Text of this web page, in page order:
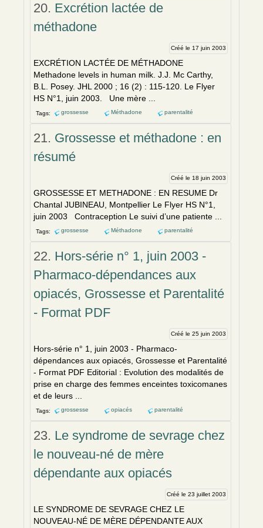
20. Excrétion lactée de
méthadone
Créé le 17 juin 2003
EXCRÉTION LACTÉE DE MÉTHADONE
Methadone levels in human milk. J.J. Mc Carthy,
B.L. Posey. JHL 2000 ; 16 (2) : 115-120. Le Flyer
HS N°1, juin 2003. Une mère ...
Tags: grossesse Méthadone parentalité
21. Grossesse et méthadone : en
résumé
Créé le 18 juin 2003
GROSSESSE ET METHADONE : EN RESUME Dr
Chantal JUBINEAU, Montpellier Le Flyer HS N°1,
juin 2003 Contraception Le suivi d’une patiente ...
Tags: grossesse Méthadone parentalité
22. Hors-série n° 1, juin 2003 -
Pharmaco-dépendances aux
opiacés, Grossesse et Parentalité
- Format PDF
Créé le 25 juin 2003
Hors-série n° 1, juin 2003 - Pharmaco-
dépendances aux opiacés, Grossesse et Parentalité
- Format PDF Editorial : Evolution des modalités de
prise en charge des femmes enceintes toxicomanes
et de leurs ...
Tags: grossesse opiacés parentalité
23. Le syndrome de sevrage chez
le nouveau-né de mère
dépendante aux opiacés
Créé le 23 juillet 2003
LE SYNDROME DE SEVRAGE CHEZ LE
NOUVEAU-NÉ DE MÈRE DÉPENDANTE AUX